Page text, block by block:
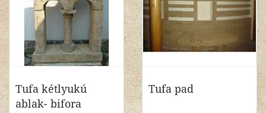
Tufa kétlyukú
ablak- bifora
Tufa pad